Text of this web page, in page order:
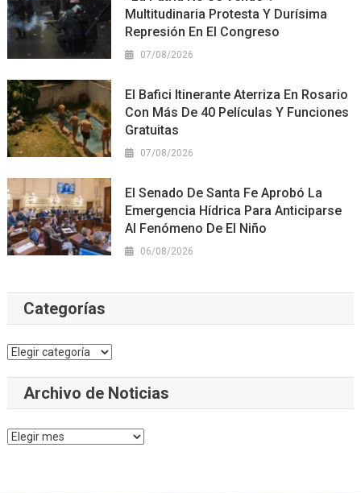
Multitudinaria Protesta Y Durísima
Represión En El Congreso
07/08/2026
El Bafici Itinerante Aterriza En Rosario
Con Más De 40 Películas Y Funciones
Gratuitas
07/08/2026
El Senado De Santa Fe Aprobó La
Emergencia Hídrica Para Anticiparse
Al Fenómeno De El Niño
06/08/2026
Categorías
Categorías
Archivo de Noticias
Archivo